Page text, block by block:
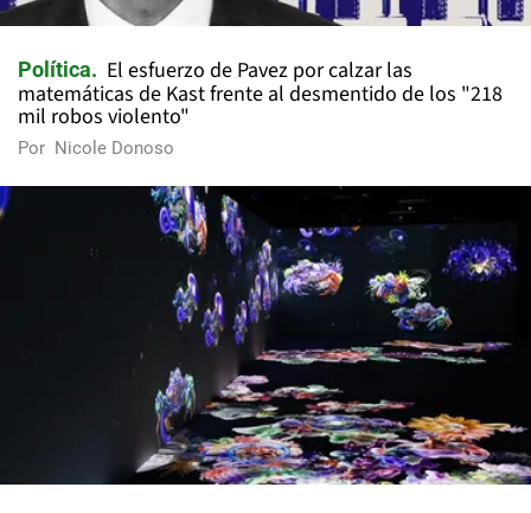
Política
El esfuerzo de Pavez por calzar las
matemáticas de Kast frente al desmentido de los "218
mil robos violento"
Por Nicole Donoso